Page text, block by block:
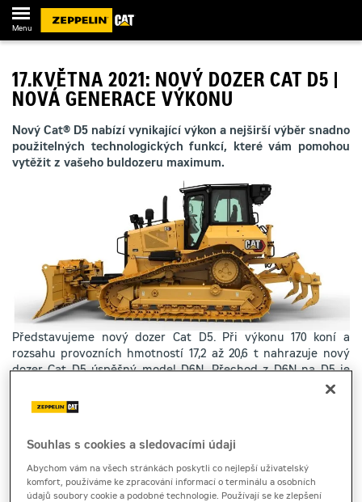
Menu
17.KVĚTNA 2021: NOVÝ DOZER CAT D5 |
NOVÁ GENERACE VÝKONU
Nový Cat® D5 nabízí vynikající výkon a nejširší výběr snadno
použitelných technologických funkcí, které vám pomohou
vytěžit z vašeho buldozeru maximum.
Představujeme nový dozer Cat D5. Při výkonu 170 koní a
rozsahu provozních hmotností 17,2 až 20,6 t nahrazuje nový
dozer Cat D5 úspěšný model D6N. Přechod z D6N na D5 je
součástí snahy o zjednodušení všech názvů modelů dozerů
Cat. V příštích několika letech bude řada dozerů Cat
modifikátorů písmen jako „N“, „K“, „T.“
Souhlas s cookies a sledovacími údaji
Abychom vám na všech stránkách poskytli co nejlepší uživatelský
komfort, používáme ke zpracování informací o terminálu a osobních
údajů soubory cookie a podobné technologie. Používají se ke zlepšení